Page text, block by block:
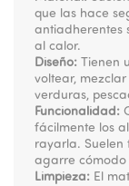
que las hace
antiadherentes
al calor.
Diseño: Tienen
voltear,
verduras,
Funcionalidad:
fácilmente los
rayarla. Suelen
agarre cómodo
Limpieza: El